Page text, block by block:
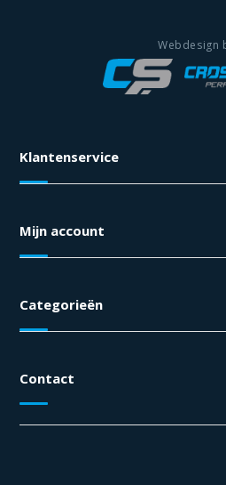
Klantenservice
Mijn account
Categorieën
Contact